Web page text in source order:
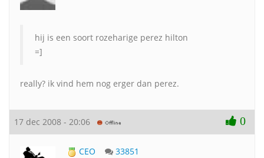
hij is een soort rozeharige perez hilton
=]
really? ik vind hem nog erger dan perez.
17 dec 2008 - 20:06 0
CEO 33851